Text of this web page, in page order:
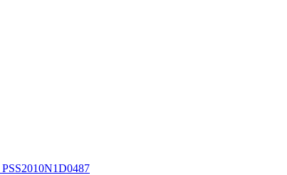
PSS2010N1D0487